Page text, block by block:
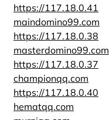
https://117.18.0.41
maindomino99.com
https://117.18.0.38
masterdomino99.com
https://117.18.0.37
championqq.com
https://117.18.0.40
hematqq.com